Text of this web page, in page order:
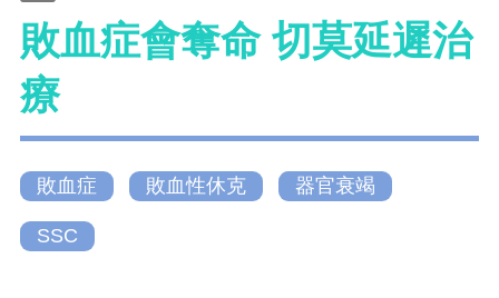
敗血症會奪命 切莫延遲治
療
敗血症 敗血性休克 器官衰竭
SSC